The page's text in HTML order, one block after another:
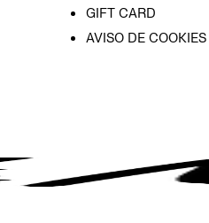
GIFT CARD
AVISO DE COOKIES